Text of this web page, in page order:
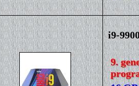
i9-
9.